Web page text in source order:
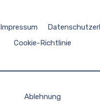
Impressum
Cookie-Richtlinie
Ablehnung